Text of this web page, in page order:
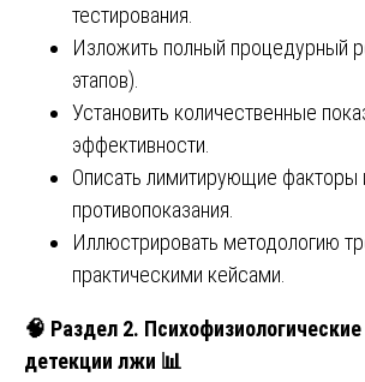
тестирования.
Изложить полный процедурный
этапов).
Установить количественные
эффективности.
Описать лимитирующие факторы
противопоказания.
Иллюстрировать методологию
практическими кейсами.
🧠 Раздел 2.
детекции лжи 📊